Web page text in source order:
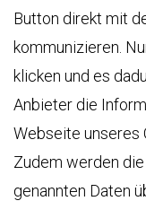
Button direkt mit
kommunizieren.
klicken und es
Anbieter die
Webseite unseres
Zudem werden
genannten Daten